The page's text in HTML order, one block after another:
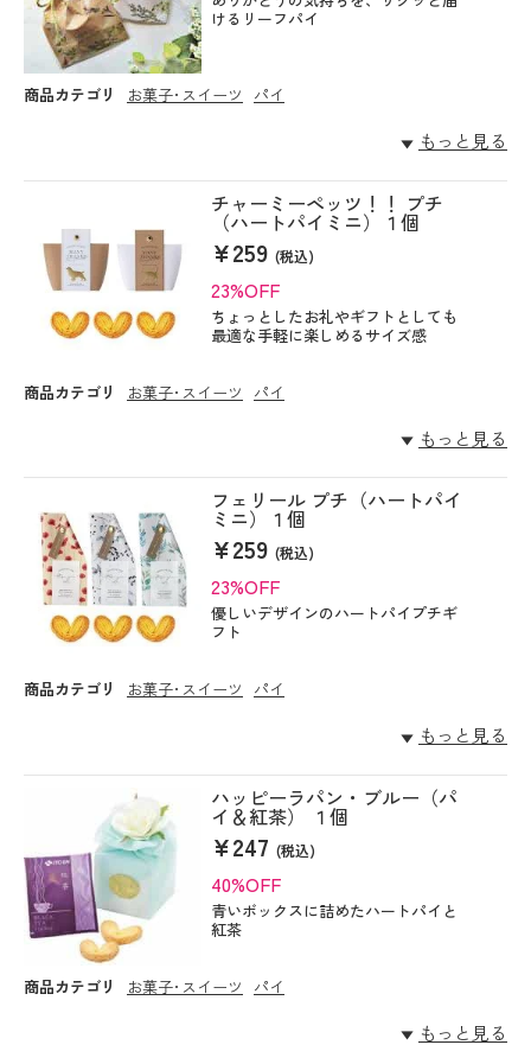
けるリーフパイ
商品カテゴリ お菓子･スイーツ パイ
もっと見る
チャーミーペッツ！！ プチ
（ハートパイミニ）１個
¥259(税込)
23%OFF
ちょっとしたお礼やギフトとしても
最適な手軽に楽しめるサイズ感
商品カテゴリ お菓子･スイーツ パイ
もっと見る
フェリール プチ（ハートパイ
ミニ）１個
¥259(税込)
23%OFF
優しいデザインのハートパイプチギ
フト
商品カテゴリ お菓子･スイーツ パイ
もっと見る
ハッピーラパン・ブルー（パ
イ＆紅茶） １個
¥247(税込)
40%OFF
青いボックスに詰めたハートパイと
紅茶
商品カテゴリ お菓子･スイーツ パイ
もっと見る